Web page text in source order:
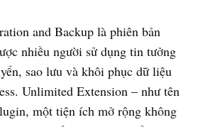
and Backup là phiên bản
nhiều người sử dụng tin tưởng
sao lưu và khôi phục dữ liệu
Unlimited Extension – như tên
một tiện ích mở rộng không